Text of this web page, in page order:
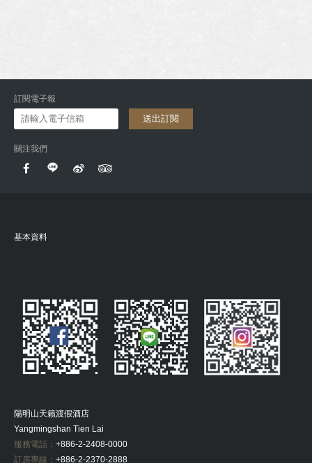
訂閱電子報
送出訂閱
關注我們
基本資料
陽明山天籟渡假酒店
Yangmingshan Tien Lai
服務電話： +886-2-2408-0000
訂房專線： +886-2-2370-2888